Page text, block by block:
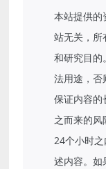
本站提供的
站无关，所
和研究目的
法用途，否
保证内容的
之而来的
24个小时
述内容。如